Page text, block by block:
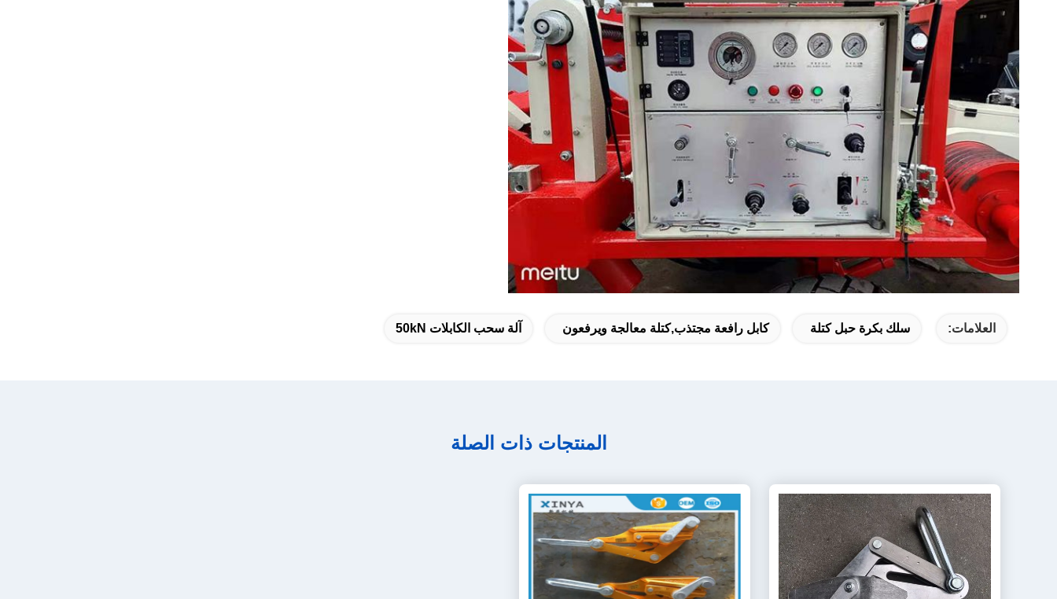
العلامات: سلك بكرة حبل كتلة كابل رافعة مجتذب,كتلة معالجة ويرفعون آلة سحب الكابلات 50kN
المنتجات ذات الصلة